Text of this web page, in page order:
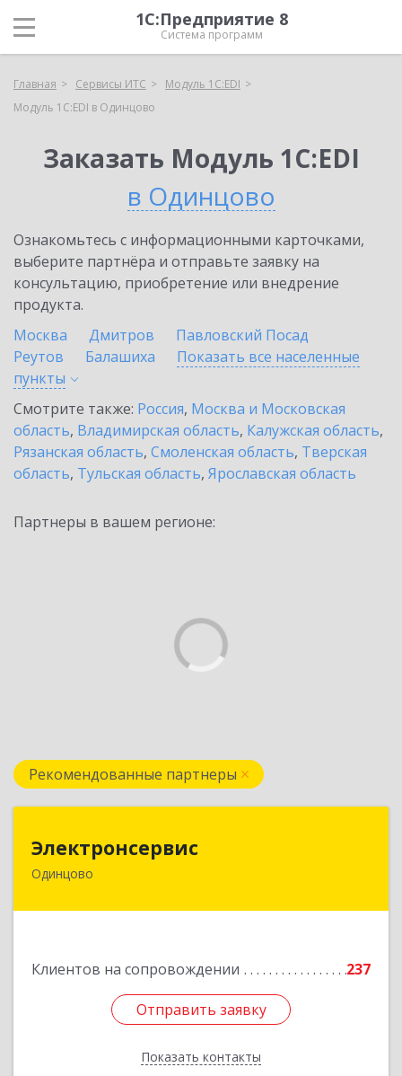
1С:Предприятие 8
Система программ
Главная Сервисы ИТС
Модуль 1C:EDI
Модуль 1C:EDI в Одинцово
Заказать Модуль 1C:EDI
в Одинцово
Ознакомьтесь с информационными карточками,
выберите партнёра и отправьте заявку на
консультацию, приобретение или внедрение
продукта.
Москва
Дмитров
Павловский Посад
Реутов
Балашиха
Показать все населенные
пункты
Смотрите также: Россия, Москва и Московская
область, Владимирская область, Калужская область,
Рязанская область, Смоленская область, Тверская
область, Тульская область, Ярославская область
Партнеры в вашем регионе:
Рекомендованные партнеры
Электронсервис
Одинцово
Клиентов на сопровождении 237
Отправить заявку
Показать контакты
143050, Московская обл, Одинцовский р-н,
Подробнее
Отправить заявку
Назад